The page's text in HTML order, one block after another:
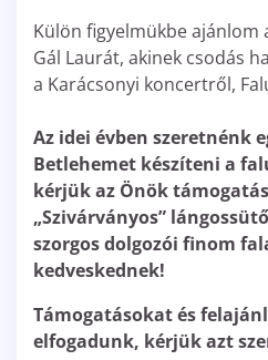
Külön figyelmükbe ajánlom
Gál Laurát, akinek csodás
a Karácsonyi koncertről,
Az idei évben szeretnénk
Betlehemet készíteni a
kérjük az Önök
„Szivárványos”
szorgos dolgozói finom
kedveskednek!
Támogatásokat és
elfogadunk, kérjük azt